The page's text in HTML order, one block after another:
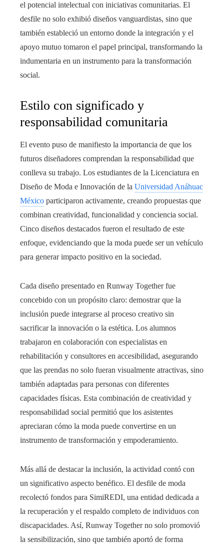
el potencial intelectual con iniciativas comunitarias. El
desfile no solo exhibió diseños vanguardistas, sino que
también estableció un entorno donde la integración y el
apoyo mutuo tomaron el papel principal, transformando la
indumentaria en un instrumento para la transformación
social.
Estilo con significado y
responsabilidad comunitaria
El evento puso de manifiesto la importancia de que los
futuros diseñadores comprendan la responsabilidad que
conlleva su trabajo. Los estudiantes de la Licenciatura en
Diseño de Moda e Innovación de la Universidad Anáhuac
México participaron activamente, creando propuestas que
combinan creatividad, funcionalidad y conciencia social.
Cinco diseños destacados fueron el resultado de este
enfoque, evidenciando que la moda puede ser un vehículo
para generar impacto positivo en la sociedad.
Cada diseño presentado en Runway Together fue
concebido con un propósito claro: demostrar que la
inclusión puede integrarse al proceso creativo sin
sacrificar la innovación o la estética. Los alumnos
trabajaron en colaboración con especialistas en
rehabilitación y consultores en accesibilidad, asegurando
que las prendas no solo fueran visualmente atractivas, sino
también adaptadas para personas con diferentes
capacidades físicas. Esta combinación de creatividad y
responsabilidad social permitió que los asistentes
apreciaran cómo la moda puede convertirse en un
instrumento de transformación y empoderamiento.
Más allá de destacar la inclusión, la actividad contó con
un significativo aspecto benéfico. El desfile de moda
recolectó fondos para SimiREDI, una entidad dedicada a
la recuperación y el respaldo completo de individuos con
discapacidades. Así, Runway Together no solo promovió
la sensibilización, sino que también aportó de forma